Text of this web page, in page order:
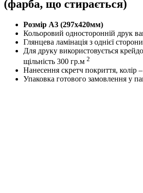
(фарба, що стирається)
Розмір А3 (297х420мм)
Кольоровий односторонній друк
Глянцева ламінація з однієї сторони
Для друку використовується
щільність 300 гр.м 2
Нанесення скретч покриття, колір –
Упаковка готового замовлення у